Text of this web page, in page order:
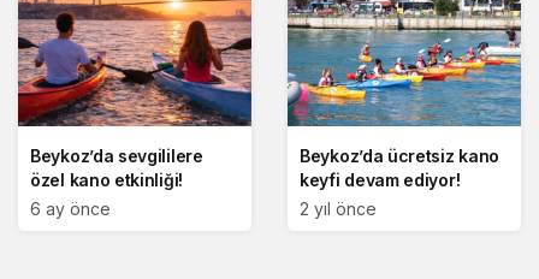
Beykoz’da sevgililere
özel kano etkinliği!
6 ay önce
Beykoz’da ücretsiz kano
keyfi devam ediyor!
2 yıl önce